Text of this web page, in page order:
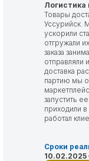
Логистика
Товары
Уссурийск.
ускорили
отгружали
заказа
отправляли
доставка
партию мы
запустить
приходили
работал
Сроки